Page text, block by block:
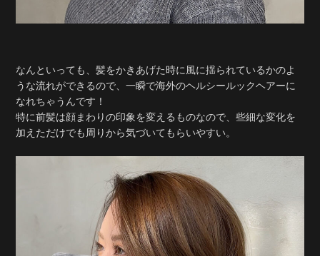
なんといっても、髪をかきあげた時に風に揺られているかのよ
うな流れができるので、一瞬で海外のヘルシールックヘアーに
なれちゃうんです！
特に前髪は顔まわりの印象を変えるものなので、些細な変化を
加えただけでも周りから気づいてもらいやすい。